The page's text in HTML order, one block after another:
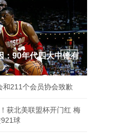
：90年代四大中锋有
和211个会员协会致歉
获北美联盟杯开门红 梅
球